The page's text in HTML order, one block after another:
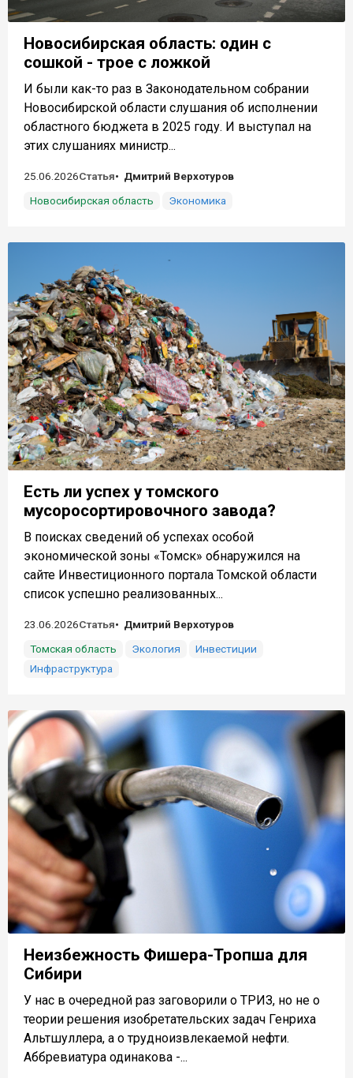
Новосибирская область: один с
сошкой - трое с ложкой
И были как-то раз в Законодательном собрании
Новосибирской области слушания об исполнении
областного бюджета в 2025 году. И выступал на
этих слушаниях министр...
25.06.2026Статья
Дмитрий Верхотуров
Новосибирская область
Экономика
Есть ли успех у томского
мусоросортировочного завода?
В поисках сведений об успехах особой
экономической зоны «Томск» обнаружился на
сайте Инвестиционного портала Томской области
список успешно реализованных...
23.06.2026Статья
Дмитрий Верхотуров
Томская область
Экология
Инвестиции
Инфраструктура
Неизбежность Фишера-Тропша для
Сибири
У нас в очередной раз заговорили о ТРИЗ, но не о
теории решения изобретательских задач Генриха
Альтшуллера, а о трудноизвлекаемой нефти.
Аббревиатура одинакова -...